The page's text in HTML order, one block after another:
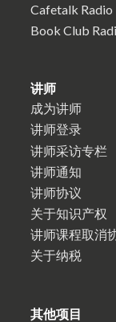
Cafetalk Radio
Book Club
讲师
成为讲师
讲师登录
讲师采访专栏
讲师通知
讲师协议
关于知识产权
讲师课程取消
关于纳税
其他项目